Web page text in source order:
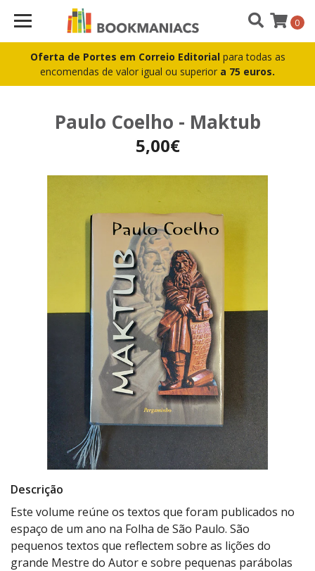
Oferta de Portes em Correio Editorial para todas as
encomendas de valor igual ou superior a 75 euros.
0
Paulo Coelho - Maktub
5,00€
Descrição
Este volume reúne os textos que foram publicados no
espaço de um ano na Folha de São Paulo. São
pequenos textos que reflectem sobre as lições do
grande Mestre do Autor e sobre pequenas parábolas